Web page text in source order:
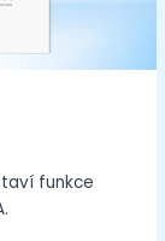
funkce